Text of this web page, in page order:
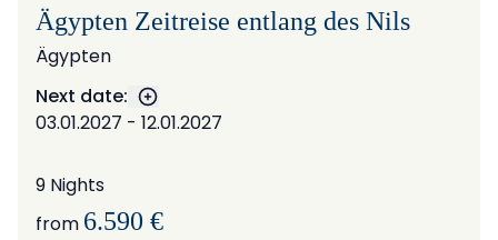
Ägypten Zeitreise entlang des Nils
Ägypten
Next date:
Show more dates
03.01.2027 - 12.01.2027
9 Nights
from 6.590 €